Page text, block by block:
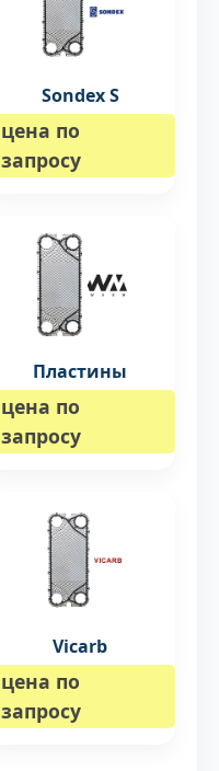
Sondex S
цена по
запросу
Пластины
цена по
запросу
Vicarb
цена по
запросу